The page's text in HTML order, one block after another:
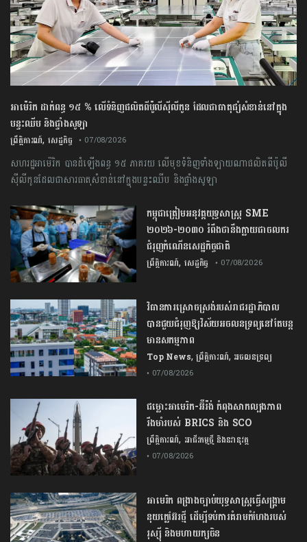
អាម៉េរិក ដាក់ពន្ធ ១៥ % លើទំនិញផលិតពីប៉ូលីស៊ីលីកូន ដែលជាធាតុផ្សំសំខាន់នៅក្នុង
បន្ទះឈីប និងផ្ទាំងសូឡា
ព្រឹត្តិការណ៍, សេដ្ឋកិច្ច • 07/08/2026
សហរដ្ឋអាម៉េរិក បានដំឡើងពន្ធ ១៥ ភាគរយ លើមុខទំនិញទាំងឡាយណាផលិតពីប៉ូលី
ស៊ីលីកូនដែលជាសារធាតុសំខាន់នៅក្នុងបន្ទះឈីប និងផ្ទាំងសូឡា
កម្ពុជា​ត្រៀមអនុវត្ត​យុទ្ធសាស្ត្រ​ ​SME​ ​
២០២៦​-​២០៣០​ រំពឹងថានឹងក្លាយ​ជា​ចលករ​
ជំរុញ​កំណើន​សេដ្ឋកិច្ច​ជាតិ​
ព្រឹត្តិការណ៍, សេដ្ឋកិច្ច • 07/08/2026
វិធានការស្រោចស្រង់របស់រាជរដ្ឋាភិបាល​
បាន​ជួយ​ជំរុញឱ្យវិស័យ​អចលនទ្រព្យនៅតែបន្ត​
មានសកម្មភាព
Top News,ព្រឹត្តិការណ៍, អចលនទ្រព្យ
• 07/08/2026
ជម្លោះ​អាមេរិក​-​អ៊ីរ៉ង់​ ​កំពុង​សាកល្បង​ភាព​
រឹងមាំ​របស់​ ​BRICS​ ​និង​ ​SCO​
ព្រឹត្តិការណ៍, អាជីវកម្មថ្មី និងនវានុវត្ត
• 07/08/2026
​អាមេរិក​ ពង្រាងច្បាប់​យុទ្ធសាស្ត្រ​ធ្វើ​សង្គ្រាម​
នុយក្លេអ៊ែរ​ថ្មី ដើម្បីទប់ការគំរាមកំហែងរបស់​
រុស្ស៊ី និងមហាយក្សចិន